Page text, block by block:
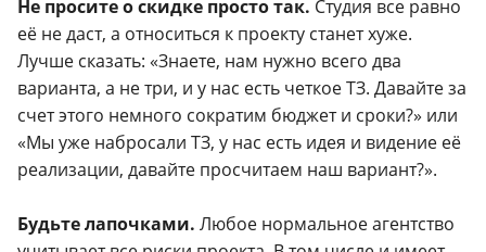
Не просите о скидке просто так. Студия все равно
её не даст, а относиться к проекту станет хуже.
Лучше сказать: «Знаете, нам нужно всего два
варианта, а не три, и у нас есть четкое ТЗ. Давайте за
счет этого немного сократим бюджет и сроки?» или
«Мы уже набросали ТЗ, у нас есть идея и видение её
реализации, давайте просчитаем наш вариант?».
Будьте лапочками. Любое нормальное агентство